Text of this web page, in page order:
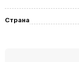
Страна